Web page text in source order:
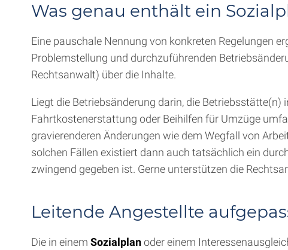
Was genau enthält ein
Eine pauschale Nennung von konkreten Regelungen
Problemstellung und durchzuführenden
Rechtsanwalt) über die Inhalte.
Liegt die Betriebsänderung darin, die
Fahrtkostenerstattung oder Beihilfen für Umzüge
gravierenderen Änderungen wie dem Wegfall von
solchen Fällen existiert dann auch tatsächlich ein
zwingend gegeben ist. Gerne unterstützen die
Leitende Angestellte
Die in einem Sozialplanoder einem